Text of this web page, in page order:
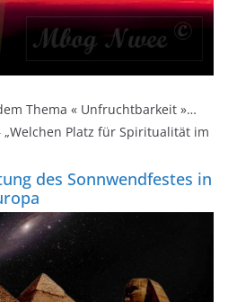
Thema « Unfruchtbarkeit »…
Platz für Spiritualität im
des Sonnwendfestes in